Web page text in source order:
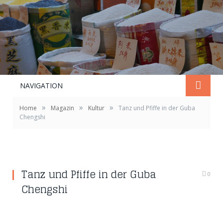
NAVIGATION
Home » Magazin » Kultur »
Tanz und Pfiffe in der Guba
Chengshi
Tanz und Pfiffe in der Guba
Chengshi
0